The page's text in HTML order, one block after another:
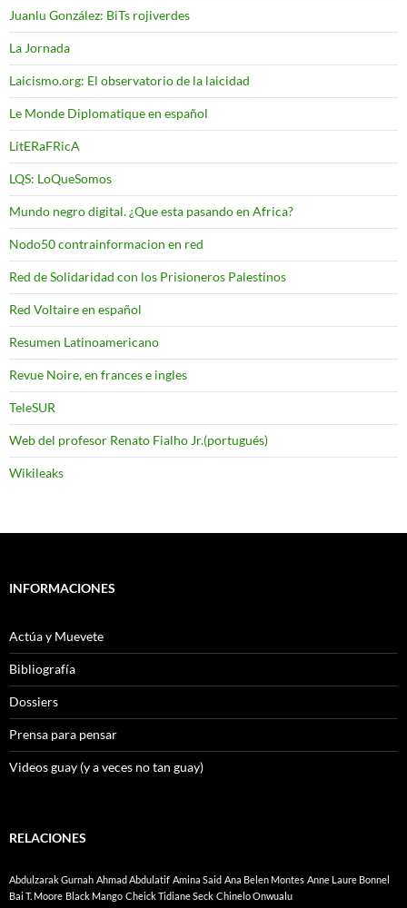
Juanlu González: BiTs rojiverdes
La Jornada
Laicismo.org: El observatorio de la laicidad
Le Monde Diplomatique en español
LitERaFRicA
LQS: LoQueSomos
Mundo negro digital. ¿Que esta pasando en Africa?
Nodo50 contrainformacion en red
Red de Solidaridad con los Prisioneros Palestinos
Red Voltaire en español
Resumen Latinoamericano
Revue Noire, en frances e ingles
TeleSUR
Web del profesor Renato Fialho Jr.(portugués)
Wikileaks
INFORMACIONES
Actúa y Muevete
Bibliografía
Dossiers
Prensa para pensar
Videos guay (y a veces no tan guay)
RELACIONES
Abdulzarak Gurnah Ahmad Abdulatif Amina Said Ana Belen Montes Anne Laure Bonnel
Bai T. Moore Black Mango Cheick Tidiane Seck Chinelo Onwualu